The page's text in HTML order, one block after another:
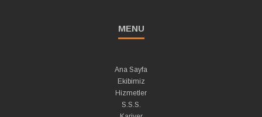
MENU
Ana Sayfa
Ekibimiz
Hizmetler
S.S.S.